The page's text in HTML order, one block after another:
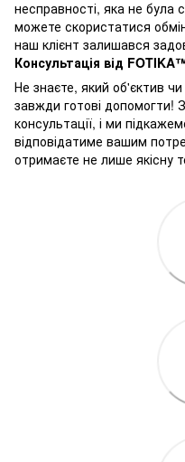
несправності, яка не була
можете скористатися
наш клієнт залишався
Консультація від
Не знаєте, який об'єктив
завжди готові допомогти!
консультації, і ми
відповідатиме вашим
отримаєте не лише якісну